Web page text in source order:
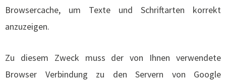
Browsercache, um Texte und Schriftarten korrekt
anzuzeigen.
Zu diesem Zweck muss der von Ihnen verwendete
Browser Verbindung zu den Servern von Google